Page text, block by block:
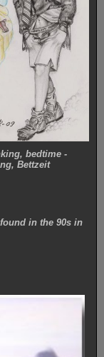
bedtime -
Bettzeit
in the 90s in